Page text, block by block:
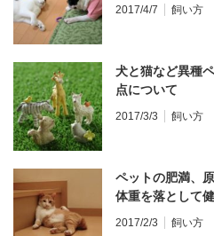
2017/4/7 飼い方
犬と猫など異種
点について
2017/3/3 飼い方
ペットの肥満、
体重を落として
2017/2/3 飼い方